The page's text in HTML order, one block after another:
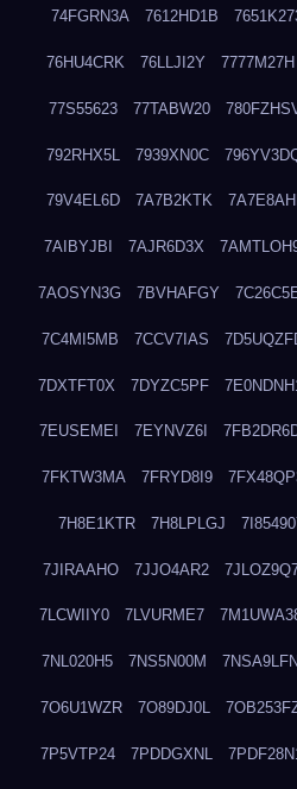
74FGRN3A 7612HD1B
76HU4CRK 76LLJI2Y 7777M27H
77S55623 77TABW20
792RHX5L 7939XN0C
79V4EL6D 7A7B2KTK 7A7E8AHI
7AIBYJBI 7AJR6D3X
7AOSYN3G 7BVHAFGY
7C4MI5MB 7CCV7IAS
7DXTFT0X 7DYZC5PF
7EUSEMEI 7EYNVZ6I
7FKTW3MA 7FRYD8I9
7H8E1KTR 7H8LPLGJ
7JIRAAHO 7JJO4AR2
7LCWIIY0 7LVURME7
7NL020H5 7NS5N00M 7NSA9LFN
7O6U1WZR 7O89DJ0L
7P5VTP24 7PDDGXNL